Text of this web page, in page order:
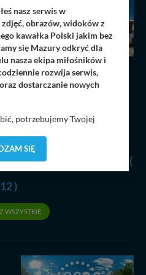
Z TEJ KATEGORII
(
12 )
WSZYSTKIE
nasz serwis w
obrazów, widoków z
kawałka Polski jakim bez
się Mazury odkryć dla
nasza ekipa miłośników i
rozwija serwis,
dostarczanie nowych
potrzebujemy Twojej
Twoje dane (w tym
w celu usprawnienia
logowania, itp).
jest dla nas
Ciebie nie będziemy
Twoje dane są u
Polityce Prywatności.
PRZEJDŹ DO SERWISU
SIĘ